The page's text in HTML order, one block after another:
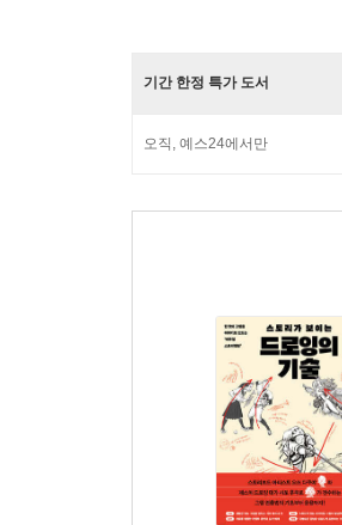
기간 한정 특가 도서
오직, 예스24에서만